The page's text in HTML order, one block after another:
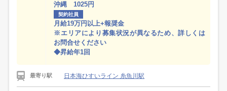
沖縄 1025円
契約社員
月給19万円以上+報奨金
※エリアにより募集状況が異なるため、詳しくは
お問合せください
◆昇給年1回
最寄り駅 日本海ひすいライン 糸魚川駅